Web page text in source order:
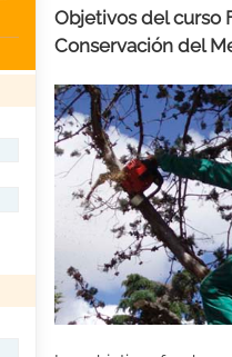
Objetivos del curso
Conservación del